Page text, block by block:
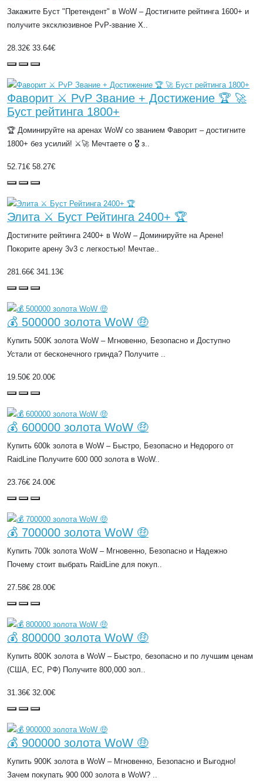
Закажите Буст "Претендент" в WoW – Достигните рейтинга 1600+ и
получите эксклюзивное PvP-звание Х..
28.32€ 33.64€
Фаворит ⚔️ PvP Звание + Достижение 🏆 🚀
Буст рейтинга 1800+
🏆 Доминируйте на аренах WoW со званием Фаворит – достигните
1800+ без усилий! ⚔️🚀 Мечтаете о 🎖️ з..
52.71€ 58.27€
Элита ⚔️ Буст Рейтинга 2400+ 🏆
Достигните рейтинга 2400+ в WoW – Доминируйте на Арене!
Покорите арену 3v3 с легкостью! Мечтае..
281.66€ 341.13€
💰 500000 золота WoW 🤑
Купить 500K золота WoW – Мгновенно, Безопасно и Доступно
Устали от бесконечного гринда? Получите ..
19.50€ 20.00€
💰 600000 золота WoW 🤑
Купить 600k золота в WoW – Быстро, Безопасно и Недорого от
RaidLine Получите 600 000 золота в WoW..
23.76€ 24.00€
💰 700000 золота WoW 🤑
Купить 700k золота WoW – Мгновенно, Безопасно и Надежно
Почему стоит выбрать RaidLine для покуп..
27.58€ 28.00€
💰 800000 золота WoW 🤑
Купить 800K золота в WoW – Быстро, безопасно и по лучшим ценам
(США, ЕС, РФ) Получите 800,000 зол..
31.36€ 32.00€
💰 900000 золота WoW 🤑
Купить 900K золота в WoW – Мгновенно, Безопасно и Выгодно!
Зачем покупать 900 000 золота в WoW? ..